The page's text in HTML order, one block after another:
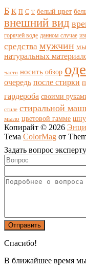
Б К П С Т белый цвет
внешний вид
горячей воде данном случае
средства мужчин
натуральных
части носить обзор
очередь после стирки
гардероба своими
стиле стиральной
мыло цветовой гамме
Копирайт © 2026
Тема ColorMag от
Задать вопрос эксперту
Спасибо!
В ближайшее время